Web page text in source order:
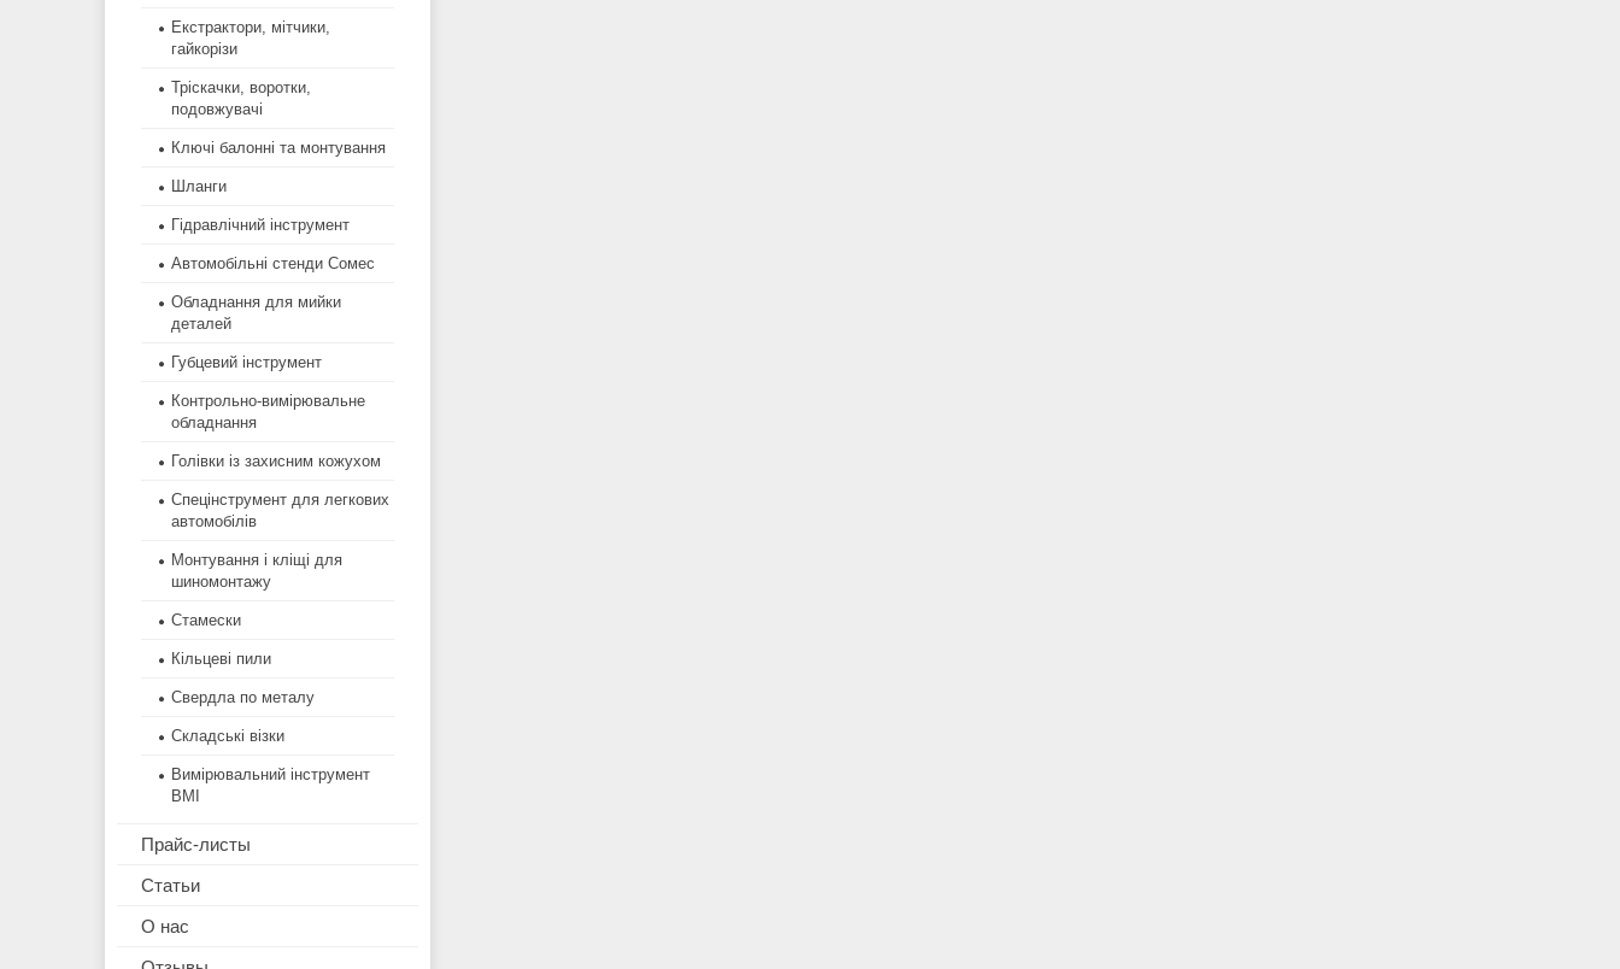
Екстрактори, мітчики,
гайкорізи
Тріскачки, воротки,
подовжувачі
Ключі балонні та монтування
Шланги
Гідравлічний інструмент
Автомобільні стенди Сомес
Обладнання для мийки
деталей
Губцевий інструмент
Контрольно-вимірювальне
обладнання
Голівки із захисним кожухом
Спецінструмент для легкових
автомобілів
Монтування і кліщі для
шиномонтажу
Стамески
Кільцеві пили
Свердла по металу
Складські візки
Вимірювальний інструмент
BMI
Прайс-листы
Статьи
О нас